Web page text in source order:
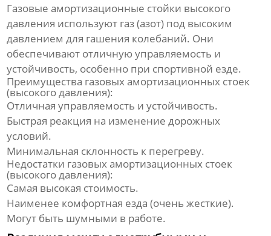
Газовыеамортизационные стойки высокого
давления используют газ (азот) под высоким
давлением для гашения колебаний. Они
обеспечивают отличную управляемость и
устойчивость, особенно при спортивной езде.
Преимущества газовых амортизационных стоек
(высокого давления):
Отличная управляемость и устойчивость.
Быстрая реакция на изменение дорожных
условий.
Минимальная склонность к перегреву.
Недостатки газовых амортизационных стоек
(высокого давления):
Самая высокая стоимость.
Наименее комфортная езда (очень жесткие).
Могут быть шумными в работе.